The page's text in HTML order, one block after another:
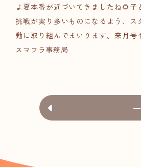
よ夏本番が近づいてきましたね🌻子
挑戦が実り多いものになるよう、ス
動に取り組んでまいります。来月
スマフラ事務局